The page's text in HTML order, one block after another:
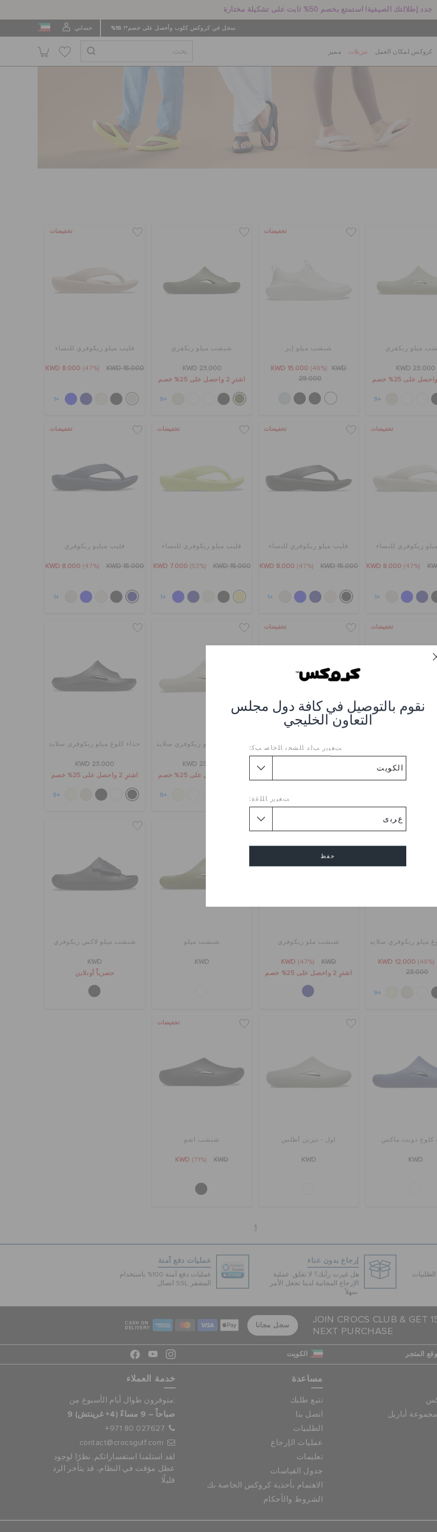
جدد إطلالتك الصيفية! استمتع بخصم 50% ثابت على تشكيلة مختارة
سجل في كروكس كلوب وأحصل على خصم*! 15% حسابي
نقوم بالتوصيل في كافة دول مجلس
التعاون الخليجي
ﺖﻐﻴﻳﺭ ﺐﻟﺩ ﺎﻠﺸﺤﻧ ﺎﻠﺧﺎﺻ ﺐﻛ:
ﺖﻐﻴﻳﺭ ﺎﻠﻠﻏﺓ:
حفظ
كروكس لمكان العمل تنزيلات مميز
ميلو ريكفري
KWD 23.000
+9
تخفيضات
شبشب ميلو إيز
KWD 15.000 (48%)
KWD
29.000
شبشب ميلو ريكفري
KWD 23.000
اشترِ 2 واحصل على 25% خصم
+9
تخفيضات
فليب ميلو ريكوفري للنساء
KWD 8.000 (47%) KWD 15.000
+1
تخفيضات
ريكوفري للنساء
KWD 8.000 (47%)
+1
تخفيضات
فليب ميلو ريكوفري للنساء
KWD 8.000 (47%) KWD 15.000
+1
تخفيضات
فليب ميلو ريكوفري للنساء
KWD 7.000 (53%) KWD 15.000
+1
تخفيضات
فليب ميليو ريكوفري
KWD 8.000 (47%) KWD 15.000
+1
تخفيضات
KWD 12.000
تخفيضات
شبشب ميلو إيز حذاء كلوغ ميلو ريكوفري سلايد
KWD 23.000
+9
حذاء كلوغ ميلو ريكوفري سلايد
KWD 23.000
اشترِ 2 واحصل على 25% خصم
+9
تخفيضات
ميلو ريكوفري سلايد
KWD 12.000 (48%)
23.000
+9
شبشب ملو ريكوفري
KWD (47%) KWD
اشترِ 2 واحصل على 25% خصم
شبشب ميلو
KWD
شبشب ميلو لاكس ريكوفري
KWD
حصرياً أونلاين
كلوغ دويت ماكس
KWD
اول - تيرين أطلس
KWD
تخفيضات
شبشب اشو
KWD (71%) KWD
1
إرجاع بدون عناء
هل غيرت رأيك؟ لا تقلق. عملية
الإرجاع المجانية لدينا تجعل الأمر
عمليات دفع آمنة
عمليات دفع آمنة 100% باستخدام
اتصال SSL المشفر
JOIN CROCS CLUB & GET
NEXT PURCHASE
سجل مجانا
CASH ON
DELIVERY
المتجر الكويت
أباريل
مساعدة
تتبع طلبك
اتصل بنا
الطلبيات
عمليات الإرجاع
تعليمات
جدول القياسات
الاهتمام بأحذية كروكس الخاصة بك
الشروط والأحكام
خدمة العملاء
متوفرون طوال أيام الأسبوع من:
9 صباحاً – 9 مساءً (4+ غرينتش)
+971 80 027627
contact@crocsgulf.com
لقد استلمنا استفساراتكم. نظرًا لوجود
عطل مؤقت في النظام، قد يتأخر الرد
قليلًا